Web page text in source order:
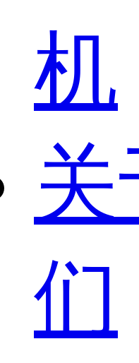
机
们